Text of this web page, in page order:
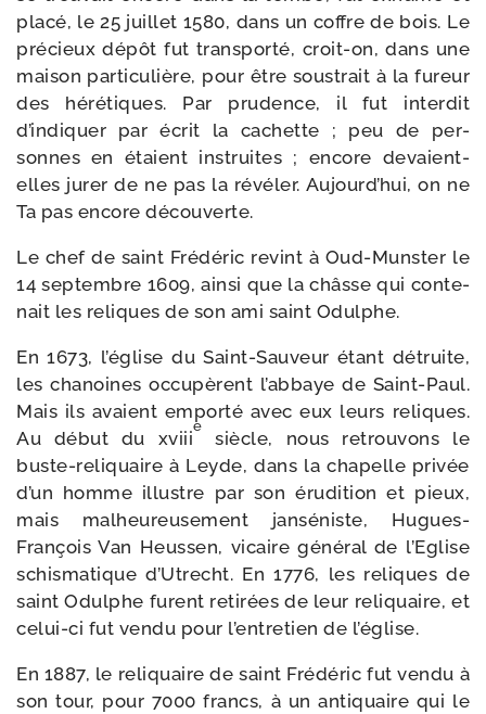
pla­cé, le 25 juillet 1580, dans un coffre de bois. Le
pré­cieux dépôt fut trans­por­té, croit-​on, dans une
mai­son par­ti­cu­lière, pour être sous­trait à la fureur
des héré­tiques. Par pru­dence, il fut inter­dit
d’indiquer par écrit la cachette ; peu de per­
sonnes en étaient ins­truites ; encore devaient-​
elles jurer de ne pas la révé­ler. Aujourd’hui, on ne
Ta pas encore découverte.
Le chef de saint Frédéric revint à Oud-​Munster le
14 sep­tembre 1609, ain­si que la châsse qui conte­
nait les reliques de son ami saint Odulphe.
En 1673, l’église du Saint-​Sauveur étant détruite,
les cha­noines occu­pèrent l’abbaye de Saint-​Paul.
Mais ils avaient empor­té avec eux leurs reliques.
Au début du xviii
e
siècle, nous retrou­vons le
buste-​reliquaire à Leyde, dans la cha­pelle pri­vée
d’un homme illustre par son éru­di­tion et pieux,
mais mal­heu­reu­se­ment jan­sé­niste, Hugues-​
François Van Heussen, vicaire géné­ral de l’Eglise
schis­ma­tique d’Utrecht. En 1776, les reliques de
saint Odulphe furent reti­rées de leur reli­quaire, et
celui-​ci fut ven­du pour l’entretien de l’église.
En 1887, le reli­quaire de saint Frédéric fut ven­du à
son tour, pour 7000 francs, à un anti­quaire qui le